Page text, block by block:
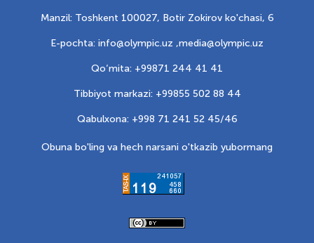
Manzil: Toshkent 100027, Botir Zokirov ko'chasi, 6
E-pochta: info@olympic.uz ,media@olympic.uz
Qo‘mita: +99871 244 41 41
Tibbiyot markazi: +99855 502 88 44
Qabulxona: +998 71 241 52 45/46
Obuna bo'ling va hech narsani o'tkazib yubormang